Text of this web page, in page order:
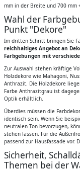
mm in der Breite und 700 mm
Wahl der
Punkt "Dekore"
Im dritten Schritt bringen Sie
reichhaltiges Angebot an
Farbgebungen mit
Zur Auswahl stehen kräftige
Holzdekore wie Mahagoni,
Anthrazit. Die Holzdekore
Farbe Anthrazitgrau ist
Optik erhältlich.
Überdies müssen die
identisch sein. Wenn Sie
neutralen Ton bevorzugen,
stehen lassen. Für die
passend zur Hausfassade vor.
Sicherheit,
Themen bei der